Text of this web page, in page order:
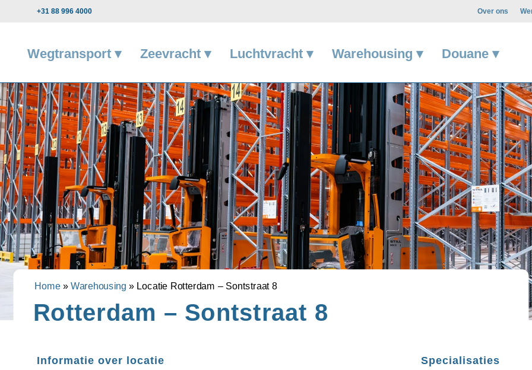
Over ons
+31 88 996 4000
Wegtransport ▾ Zeevracht ▾ Luchtvracht ▾ Warehousing ▾ Douane ▾
Home»Warehousing » Locatie Rotterdam – Sontstraat 8
Rotterdam – Sontstraat 8
Informatie over locatie Specialisaties